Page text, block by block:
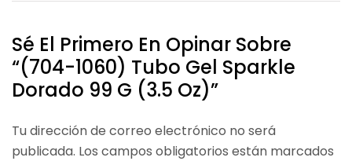
Sé El Primero En Opinar Sobre
“(704-1060) Tubo Gel Sparkle
Dorado 99 G (3.5 Oz)”
Tu dirección de correo electrónico no será
publicada. Los campos obligatorios están marcados